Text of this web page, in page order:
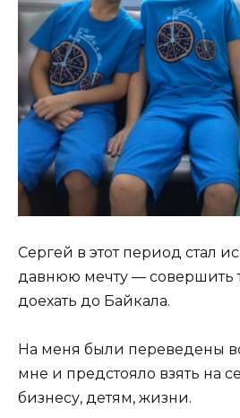
Сергей в этот период стал
давнюю мечту — совершить
доехать до Байкала.
На меня были переведены
мне и предстояло взять на
бизнесу, детям, жизни.